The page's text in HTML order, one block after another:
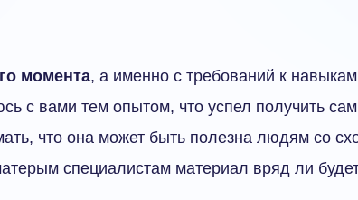
момента, а именно с требований к
с вами тем опытом, что успел получить
что она может быть полезна людям со
специалистам материал вряд ли